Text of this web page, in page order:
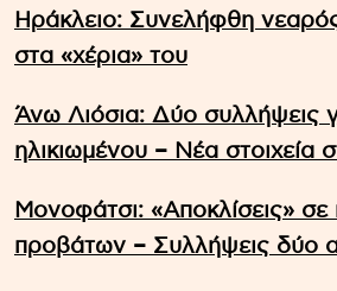
Ηράκλειο: Συνελήφθη
στα «χέρια» του
Άνω Λιόσια: Δύο συλλήψεις
ηλικιωμένου – Νέα στοιχεία
Μονοφάτσι: «Αποκλίσεις» σε
προβάτων – Συλλήψεις δύο